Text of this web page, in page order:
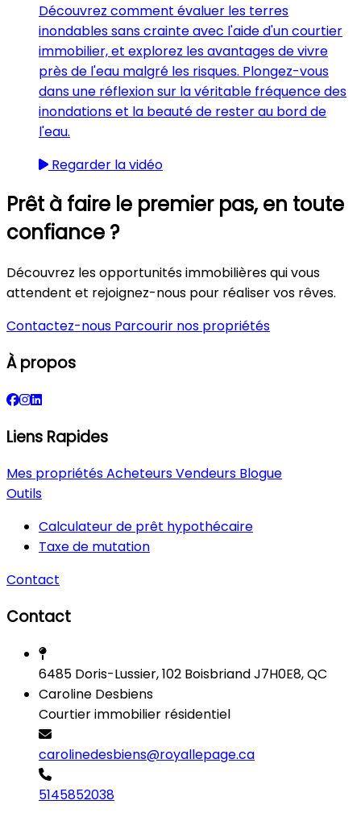
Découvrez comment évaluer les terres
inondables sans crainte avec l'aide d'un courtier
immobilier, et explorez les avantages de vivre
près de l'eau malgré les risques. Plongez-vous
dans une réflexion sur la véritable fréquence des
inondations et la beauté de rester au bord de
l'eau.
Regarder la vidéo
Prêt à faire le premier pas, en toute
confiance ?
Découvrez les opportunités immobilières qui vous
attendent et rejoignez-nous pour réaliser vos rêves.
Contactez-nous Parcourir nos propriétés
À propos
Liens Rapides
Mes propriétésAcheteursVendeurs Blogue
Outils
Calculateur de prêt hypothécaire
Taxe de mutation
Contact
Contact
6485 Doris-Lussier, 102 Boisbriand J7H0E8, QC
Caroline Desbiens
Courtier immobilier résidentiel
carolinedesbiens@royallepage.ca
5145852038